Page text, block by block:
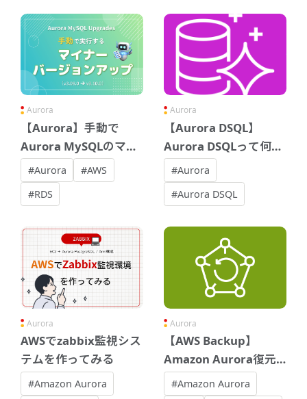
Aurora
【Aurora】手動で
Aurora MySQLのマイ
ナーバージョンアップ
#Aurora
#AWS
#RDS
Aurora
【Aurora DSQL】
Aurora DSQLって何が
できるの？
#Aurora
#Aurora DSQL
Aurora
AWSでzabbix監視シス
テムを作ってみる
#Amazon Aurora
Aurora
【AWS Backup】
Amazon Aurora復元
時の挙動について
#Amazon Aurora